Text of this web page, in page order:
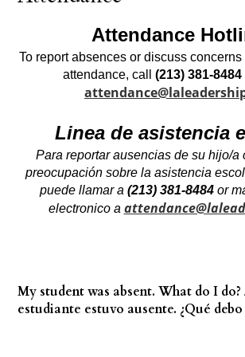
​Attendance
To report absences or discuss
attendance, call (213) 381-8484
Linea de asistencia
Para reportar ausencias de su hijo/a
preocupación sobre la asistencia
puede llamar a (213) 381-8484 or
electronico a
My student was absent. What do I
estudiante estuvo ausente. ¿Qué debo